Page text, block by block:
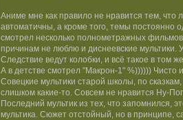
Аниме мне как правило не нравится тем, что
автоматичны, а кроме того, темы постоянно
смотрел несколько полнометражных
причинам не люблю и диснеевские
Следствие ведут колобки, и всё такое в
А в детстве смотрел "Макрон-1" %)))))) Чисто
Совецкие мультики старой школы, по
слишком какие-то. Совсем не нравится Ну-
Последний мультик из тех, что запомнился,
мультика. Сюжет отстойный, но в принципе,